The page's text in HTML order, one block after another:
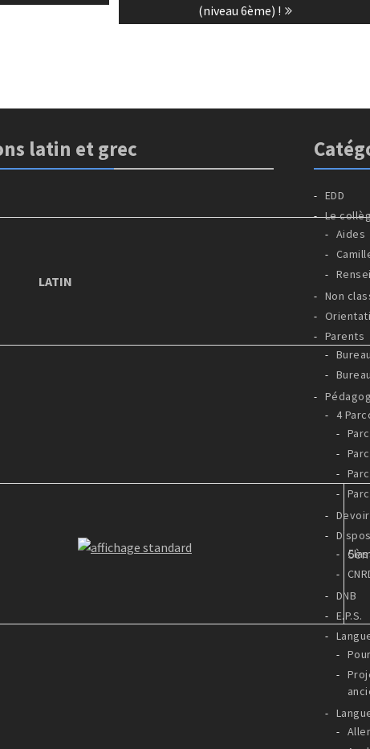
(niveau 6ème) !
latin et grec
EDD
Le
Aides
Non
Parents
4
DNB
E.P.S.